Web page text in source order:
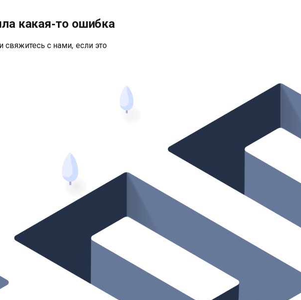
какая‑то ошибка
свяжитесь с нами, если это